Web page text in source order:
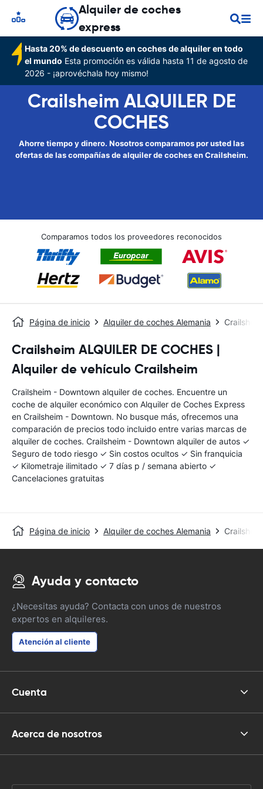
Alquiler de coches
express
Hasta 20% de descuento en coches de alquiler en todo
el mundo Esta promoción es válida hasta 11 de agosto de
2026 - ¡aprovéchala hoy mismo!
Crailsheim ALQUILER DE
COCHES
Ahorre tiempo y dinero. Nosotros comparamos por usted las
ofertas de las compañías de alquiler de coches en Crailsheim.
Comparamos todos los proveedores reconocidos
Página de inicio Alquiler de coches Alemania
Crailsheim ALQUILER DE COCHES |
Alquiler de vehículo Crailsheim
Crailsheim - Downtown alquiler de coches. Encuentre un
coche de alquiler económico con Alquiler de Coches Express
en Crailsheim - Downtown. No busque más, ofrecemos una
comparación de precios todo incluido entre varias marcas de
alquiler de coches. Crailsheim - Downtown alquiler de autos ✓
Seguro de todo riesgo ✓ Sin costos ocultos ✓ Sin franquicia
✓ Kilometraje ilimitado ✓ 7 días p / semana abierto ✓
Cancelaciones gratuitas
Página de inicio Alquiler de coches Alemania
Ayuda y contacto
¿Necesitas ayuda? Contacta con unos de nuestros
expertos en alquileres.
Atención al cliente
Cuenta
Acerca de nosotros